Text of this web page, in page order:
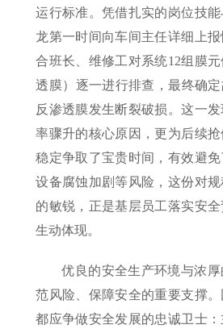
运行标准。凭借扎实的岗位技
龙第一时间向车间主任详细上
合班长、维修工对系统12组膜
透膜）逐一进行排查，最终确
反渗透膜发生断裂破损。这一
率骤升的核心原因，更为后续
稳定争取了宝贵时间，有效避免
设备腐蚀加剧等风险，这份对
的敏锐，正是基层员工落实安
生动体现。
优良的安全生产环境与浓
范风险、保障安全的重要支撑
都应争做安全发展的忠诚卫士